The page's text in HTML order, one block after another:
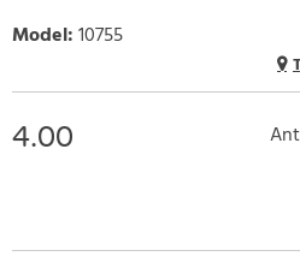
Model:10755
4.00